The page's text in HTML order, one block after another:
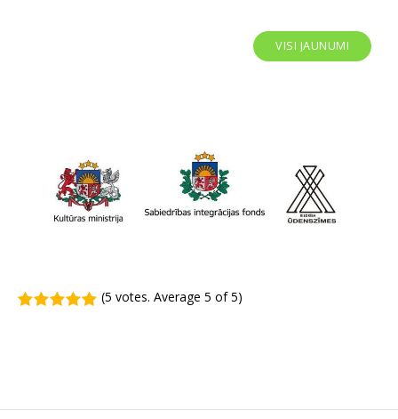
VISI JAUNUMI
(5 votes. Average 5 of 5)